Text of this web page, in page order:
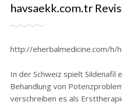
havsaekk.com.tr
http://eherbalmedicine.com/h/
In der Schweiz spielt Sildenafil
Behandlung von
verschreiben es als